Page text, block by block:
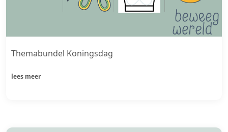
Themabundel Koningsdag
lees meer